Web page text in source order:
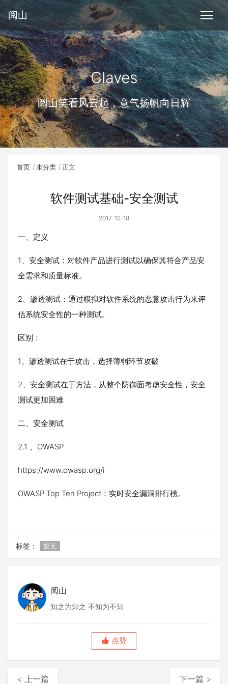
阅山
Claves
阅山笑看风云起，意气扬帆向日辉
首页 未分类 正文
软件测试基础-安全测试
2017-12-18
一、定义
1、安全测试：对软件产品进行测试以确保其符合产品安
全需求和质量标准。
2、渗透测试：通过模拟对软件系统的恶意攻击行为来评
估系统安全性的一种测试。
区别：
1、渗透测试在于攻击，选择薄弱环节攻破
2、安全测试在于方法，从整个防御面考虑安全性，安全
测试更加困难
二、安全测试
2.1 、OWASP
https://www.owasp.org/i
OWASP Top Ten Project：实时安全漏洞排行榜。
标签： 暂无
阅山
知之为知之 不知为不知
点赞
< 上一篇 下一篇 >